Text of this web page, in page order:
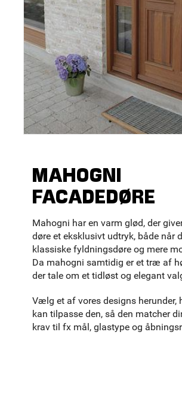
MAHOGNI
FACADEDØRE
Mahogni har en varm glød, der
døre et eksklusivt udtryk, både når
klassiske fyldningsdøre og mere
Da mahogni samtidig er et træ af
der tale om et tidløst og elegant
Vælg et af vores designs herunder,
kan tilpasse den, så den matcher
krav til fx mål, glastype og